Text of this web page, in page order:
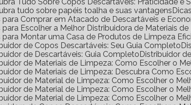
tudo sobre papéis toalha e suas vantagens
para Comprar em Atacado de Descartáveis e
para Escolher a Melhor Distribuidora de Materiais
para Montar uma Casa de Produtos de Limpeza
de Copos Descartáveis: Seu Guia Completo
de Descartáveis: Guia Completo
Distribuidor
de Materiais de Limpeza: Como Escolher o
de Materiais de Limpeza: Descubra Como
de Material de Limpeza: Como Escolher o
de Material de Limpeza: Como Escolher o
de Material de Limpeza: Como Escolher o